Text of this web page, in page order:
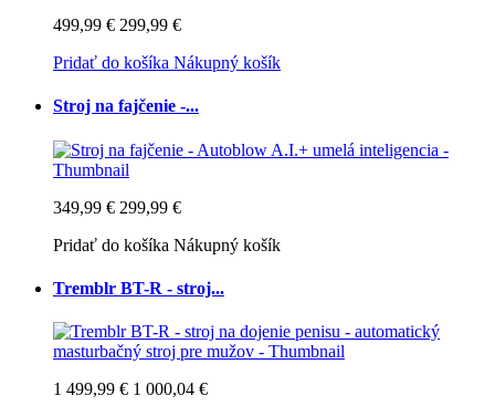
499,99 € 299,99 €
Pridať do košíka Nákupný košík
Stroj na fajčenie -...
349,99 € 299,99 €
Pridať do košíka Nákupný košík
Tremblr BT-R - stroj...
1 499,99 € 1 000,04 €